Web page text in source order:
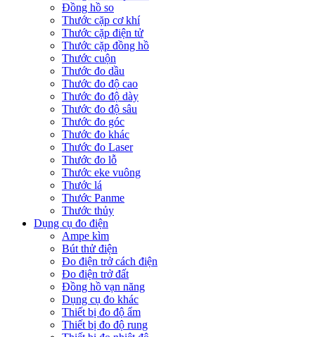
Đồng hồ so
Thước cặp cơ khí
Thước cặp điện tử
Thước cặp đồng hồ
Thước cuộn
Thước đo dầu
Thước đo độ cao
Thước đo độ dày
Thước đo độ sâu
Thước đo góc
Thước đo khác
Thước đo Laser
Thước đo lỗ
Thước eke vuông
Thước lá
Thước Panme
Thước thủy
Dụng cụ đo điện
Ampe kìm
Bút thử điện
Đo điện trở cách điện
Đo điện trở đất
Đồng hồ vạn năng
Dụng cụ đo khác
Thiết bị đo độ ẩm
Thiết bị đo độ rung